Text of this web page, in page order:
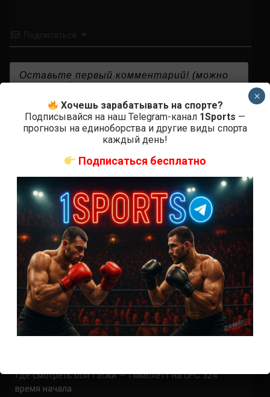
КОММЕНТАРИЕВ
СВЕЖИЕ ЗАПИСИ
ACA 200 прямая трансляция
Марафон боев UFC 325 прямая трансляция
UFC 324 прямая трансляция
Где смотреть бой Гэтжи — Пимблетт на UFC 324:
время начала
Хочешь зарабатывать на спорте?
Подписывайся на наш Telegram-канал 1Sports —
прогнозы на единоборства и другие виды спорта
каждый день!
Подписаться бесплатно
×